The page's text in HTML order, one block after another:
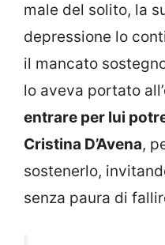
male del solito, la
depressione lo
il mancato
lo aveva portato
entrare per lui
Cristina D’Avena,
sostenerlo,
senza paura di